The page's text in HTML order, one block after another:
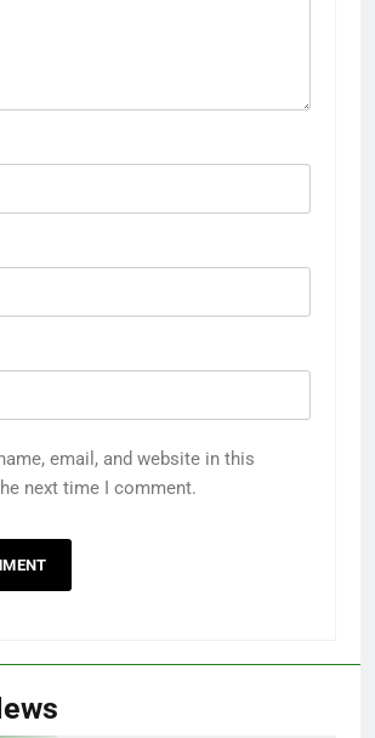
email, and website in this
next time I comment.